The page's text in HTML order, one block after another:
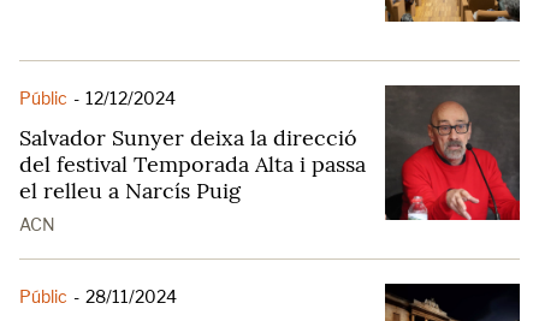
Públic - 12/12/2024
Salvador Sunyer deixa la direcció
del festival Temporada Alta i passa
el relleu a Narcís Puig
ACN
Públic - 28/11/2024